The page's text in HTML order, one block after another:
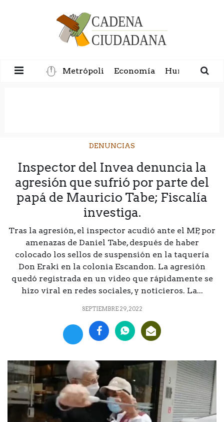
Metrópoli Economía Humanidad
DENUNCIAS
Inspector del Invea denuncia la
agresión que sufrió por parte del
papá de Mauricio Tabe; Fiscalía
investiga.
Tras la agresión, el inspector acudió ante el MP, por
amenazas de Daniel Tabe, después de haber
colocado los sellos de suspensión en la taquería
Don Eraki en la colonia Escandon. La agresión
quedó registrada en un video que rápidamente se
hizo viral en redes sociales, y noticieros. La...
SEPTIEMBRE 29, 2022